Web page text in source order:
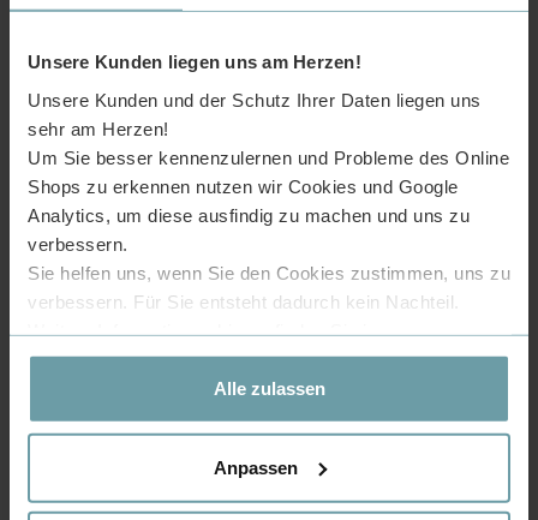
Unsere Kunden liegen uns am Herzen!
Unsere Kunden und der Schutz Ihrer Daten liegen uns
sehr am Herzen!
Um Sie besser kennenzulernen und Probleme des Online
Shops zu erkennen nutzen wir Cookies und Google
Analytics, um diese ausfindig zu machen und uns zu
verbessern.
Sie helfen uns, wenn Sie den Cookies zustimmen, uns zu
verbessern. Für Sie entsteht dadurch kein Nachteil.
Datenschutzerklärung.
Alle zulassen
Anpassen
Anpassungswunder von der wirklich vielfältigen
einstellbaren Füßen und optionaler Wandfixierung.
Mit diesen Schuhschrank finden Sie sicher Ihre
persönliche Kombination die für Ihr Zuhause am
besten ist.
Für mehr Details zum modular erweiterbaren
Schuhschrank bitte
hier klicken
0 Kommentar(e)